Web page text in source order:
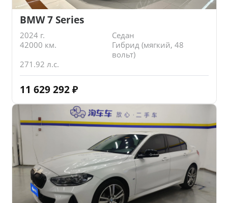
BMW 7 Series
2024 г.
Седан
42000 км.
Гибрид (мягкий, 48
вольт)
271.92 л.с.
11 629 292 ₽